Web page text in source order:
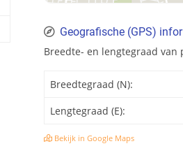
Geografische (GPS)
Breedte- en lengtegraad van
Breedtegraad (N):
Lengtegraad (E):
Bekijk in Google Maps